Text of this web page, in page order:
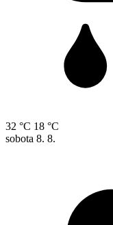
32 °C 18 °C
sobota 8. 8.